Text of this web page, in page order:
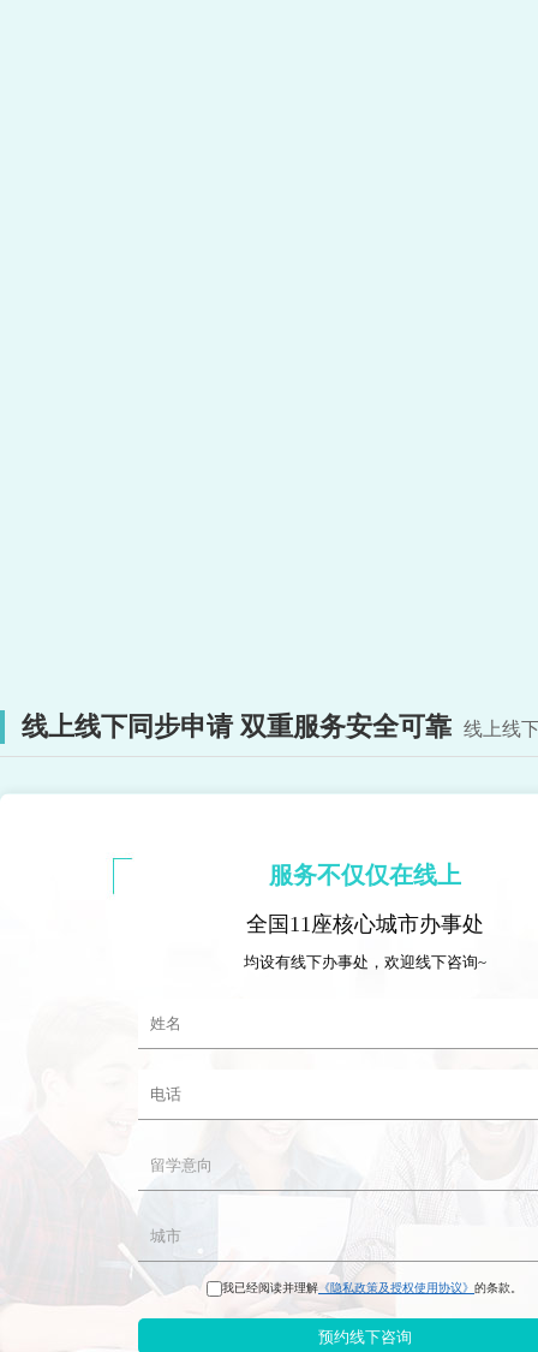
线上线下同步申请 双重服务安全可靠 线上线
服务不仅仅在线上
全国11座核心城市办事处
均设有线下办事处，欢迎线下咨询~
我已经阅读并理解 《隐私政策及授权使用协议》 的条款。
预约线下咨询